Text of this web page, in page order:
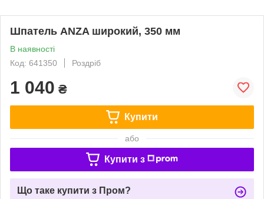
Шпатель ANZA широкий, 350 мм
В наявності
Код: 641350
Роздріб
1 040 ₴
Купити
або
Купити з
Що таке купити з Пром?